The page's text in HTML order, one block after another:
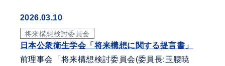
2026.03.10
将来構想検討委員会
日本公衆衛生学会「将来構想に関する提言書」
前理事会「将来構想検討委員会(委員長:玉腰暁